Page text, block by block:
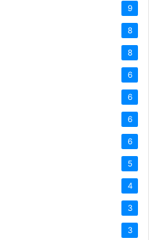
9
8
8
6
6
6
6
5
4
3
3